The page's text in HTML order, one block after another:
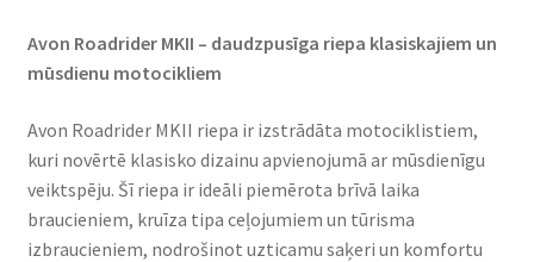
Avon Roadrider MKII – daudzpusīga riepa klasiskajiem un
mūsdienu motocikliem​
Avon Roadrider MKII riepa ir izstrādāta motociklistiem,
kuri novērtē klasisko dizainu apvienojumā ar mūsdienīgu
veiktspēju. Šī riepa ir ideāli piemērota brīvā laika
braucieniem, kruīza tipa ceļojumiem un tūrisma
izbraucieniem, nodrošinot uzticamu saķeri un komfortu